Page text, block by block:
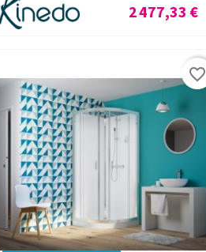
Prix
2 477,33 €
favorite_border